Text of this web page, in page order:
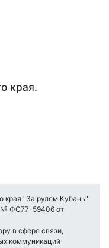
края.
края "За рулем Кубань"
№ ФС77-59406 от
в сфере связи,
коммуникаций